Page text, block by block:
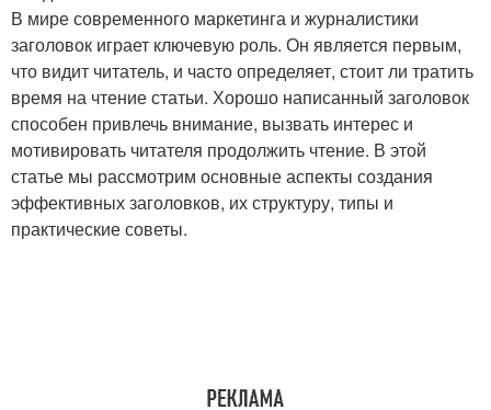
В мире современного маркетинга и журналистики
заголовок играет ключевую роль. Он является первым,
что видит читатель, и часто определяет, стоит ли тратить
время на чтение статьи. Хорошо написанный заголовок
способен привлечь внимание, вызвать интерес и
мотивировать читателя продолжить чтение. В этой
статье мы рассмотрим основные аспекты создания
эффективных заголовков, их структуру, типы и
практические советы.